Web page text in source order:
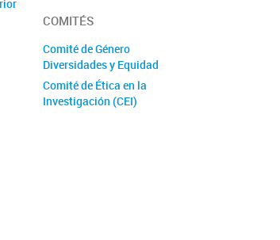
COMITÉS
Comité de Género
Diversidades y Equidad
Comité de Ética en la
Investigación (CEI)